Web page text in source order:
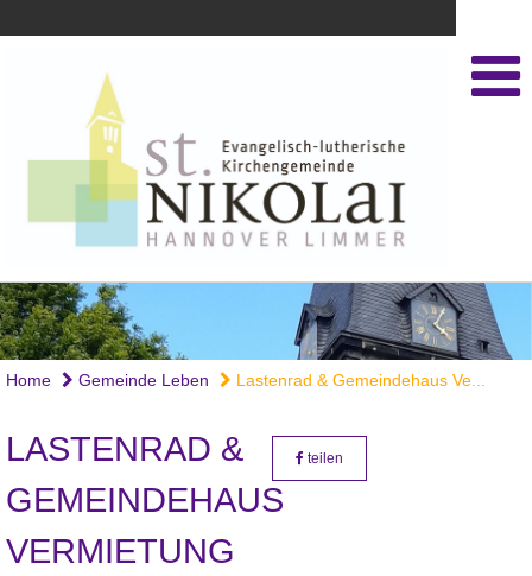
Home Gemeinde Leben Lastenrad & Gemeindehaus Ve...
LASTENRAD &
GEMEINDEHAUS
VERMIETUNG
teilen